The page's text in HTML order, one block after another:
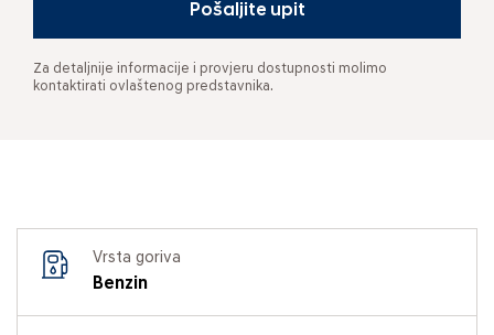
Pošaljite upit
Za detaljnije informacije i provjeru dostupnosti molimo
kontaktirati ovlaštenog predstavnika.
Vrsta goriva
Benzin